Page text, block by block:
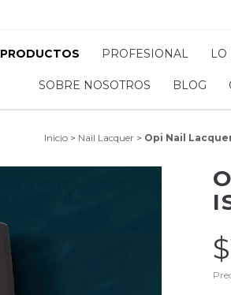
PRODUCTOS PROFESIONAL LO
SOBRE NOSOTROS BLOG
Inicio > Nail Lacquer > Opi Nail